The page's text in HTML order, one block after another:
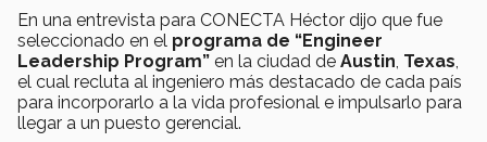
En una entrevista para CONECTA Héctor dijo que fue
seleccionado en el programa de “Engineer
Leadership Program” en la ciudad de Austin Texas
el cual recluta al ingeniero más destacado de cada país
para incorporarlo a la vida profesional e impulsarlo para
llegar a un puesto gerencial.